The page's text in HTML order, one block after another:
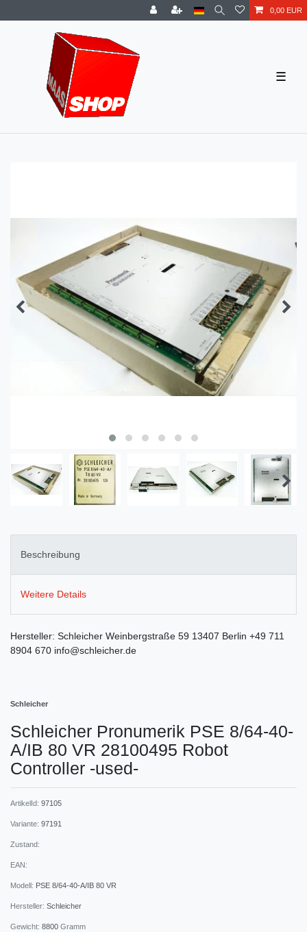
0,00 EUR
☰
Beschreibung
Weitere Details
Hersteller: Schleicher Weinbergstraße 59 13407 Berlin +49 711
8904 670 info@schleicher.de
Schleicher
Schleicher Pronumerik PSE 8/64-40-
A/IB 80 VR 28100495 Robot
Controller -used-
ArtikelId: 97105
Variante: 97191
Zustand:
EAN:
Modell: PSE 8/64-40-A/IB 80 VR
Hersteller: Schleicher
Gewicht: 8800 Gramm